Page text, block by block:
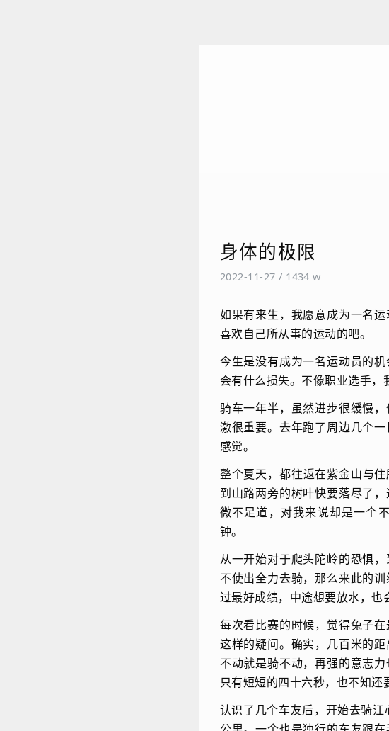
身体的极限
2022-11-27/ 1434 w
如果有来生，我愿意成为一名
喜欢自己所从事的运动的吧。
今生是没有成为一名运动员的
会有什么损失。不像职业选手，
骑车一年半，虽然进步很缓慢
激很重要。去年跑了周边几个
感觉。
整个夏天，都往返在紫金山与
到山路两旁的树叶快要落尽了
微不足道，对我来说却是一个
钟。
从一开始对于爬头陀岭的恐惧
不使出全力去骑，那么来此的
过最好成绩，中途想要放水，也
每次看比赛的时候，觉得兔子
这样的疑问。确实，几百米的
不动就是骑不动，再强的意志
只有短短的四十六秒，也不知还
认识了几个车友后，开始去骑